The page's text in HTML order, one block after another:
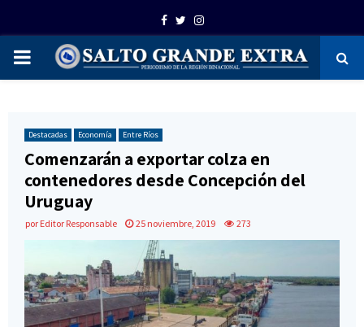
Facebook
TwitterInstagram
PRIMARY
Destacadas Economía Entre Ríos
Comenzarán a exportar colza en
contenedores desde Concepción del
Uruguay
por Editor Responsable 25 noviembre, 2019 273